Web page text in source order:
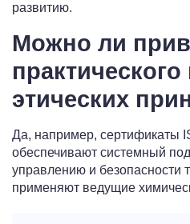
развитию.
Можно ли
этических
Да, например, сертификаты
обеспечивают системный
управлению и безопасности
применяют ведущие